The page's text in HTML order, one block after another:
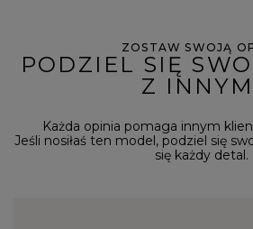
ZOSTAW SWOJĄ
PODZIEL SIĘ
Z
Każda opinia pomaga innym
Jeśli nosiłaś ten model, podziel się
się każdy detal.